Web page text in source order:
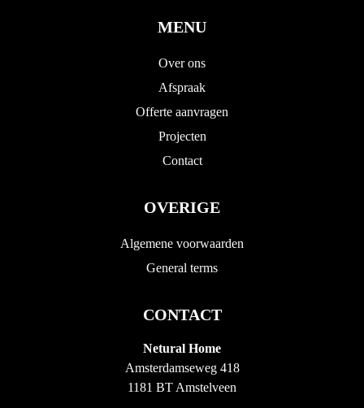
MENU
Over ons
Afspraak
Offerte aanvragen
Projecten
Contact
OVERIGE
Algemene voorwaarden
General terms
CONTACT
Netural Home
Amsterdamseweg 418
1181 BT Amstelveen